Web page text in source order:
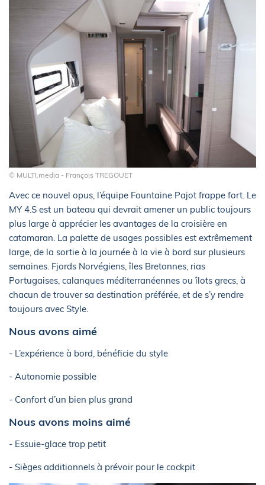
© MULTI.media - François TREGOUET
Avec ce nouvel opus, l’équipe Fountaine Pajot frappe fort. Le
MY 4.S est un bateau qui devrait amener un public toujours
plus large à apprécier les avantages de la croisière en
catamaran. La palette de usages possibles est extrêmement
large, de la sortie à la journée à la vie à bord sur plusieurs
semaines. Fjords Norvégiens, îles Bretonnes, rias
Portugaises, calanques méditerranéennes ou îlots grecs, à
chacun de trouver sa destination préférée, et de s’y rendre
toujours avec Style.
Nous avons aimé
- L’expérience à bord, bénéficie du style
- Autonomie possible
- Confort d’un bien plus grand
Nous avons moins aimé
- Essuie-glace trop petit
- Sièges additionnels à prévoir pour le cockpit